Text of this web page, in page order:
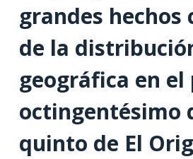
d
grandes hechos
de la
geográfica en
octingentésimo
quinto de El